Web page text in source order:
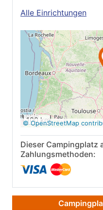
Alle Einrichtungen
Auf
100 km
© OpenStreetMap
Dieser Campingplatz
Zahlungsmethoden: